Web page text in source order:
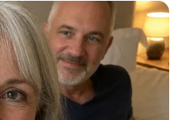
ทาง เช็กดวง
อ.นก กุลภัสสรณ์